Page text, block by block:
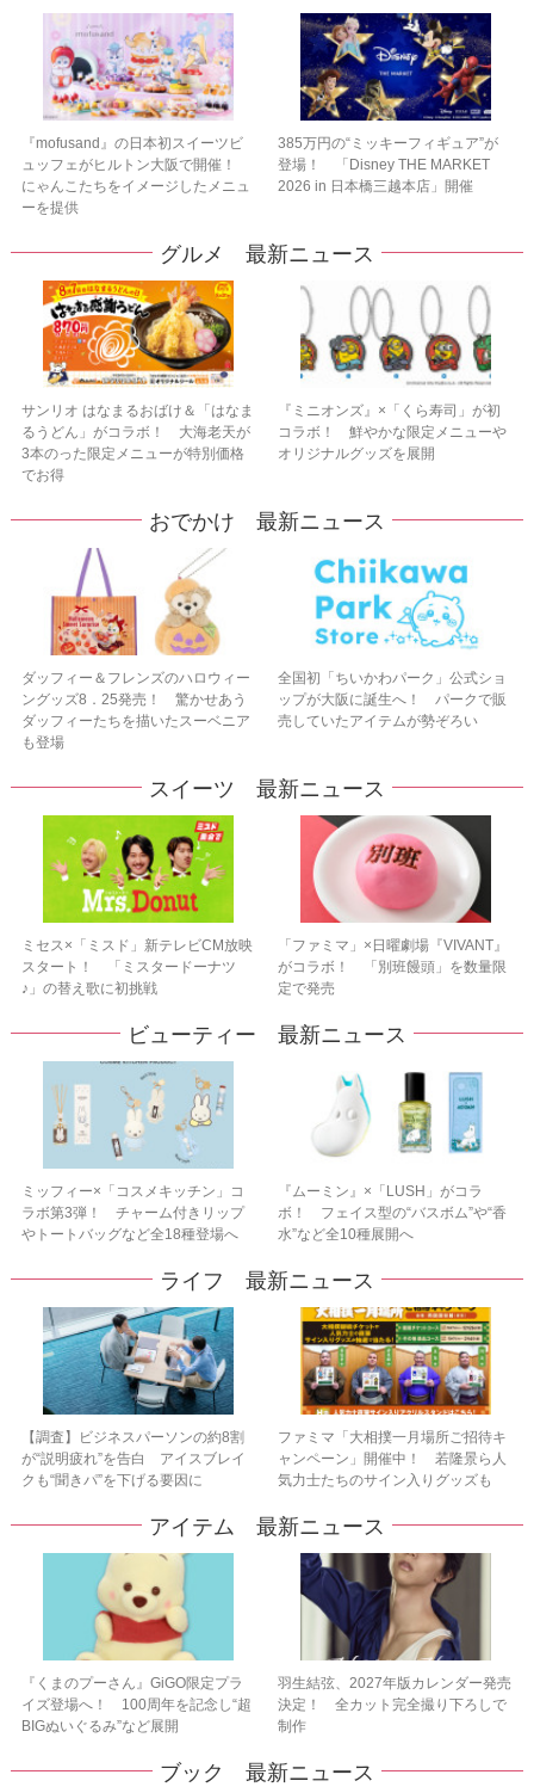
『mofusand』の日本初スイーツビ
ュッフェがヒルトン大阪で開催！
にゃんこたちをイメージしたメニュ
ーを提供
385万円の“ミッキーフィギュア”が
登場！ 「Disney THE MARKET
2026 in 日本橋三越本店」開催
グルメ 最新ニュース
サンリオ はなまるおばけ＆「はなま
るうどん」がコラボ！ 大海老天が
3本のった限定メニューが特別価格
でお得
『ミニオンズ』×「くら寿司」が初
コラボ！ 鮮やかな限定メニューや
オリジナルグッズを展開
おでかけ 最新ニュース
ダッフィー＆フレンズのハロウィー
ングッズ8．25発売！ 驚かせあう
ダッフィーたちを描いたスーベニア
も登場
全国初「ちいかわパーク」公式ショ
ップが大阪に誕生へ！ パークで販
売していたアイテムが勢ぞろい
スイーツ 最新ニュース
ミセス×「ミスド」新テレビCM放映
スタート！ 「ミスタードーナツ
♪」の替え歌に初挑戦
「ファミマ」×日曜劇場『VIVANT』
がコラボ！ 「別班饅頭」を数量限
定で発売
ビューティー 最新ニュース
ミッフィー×「コスメキッチン」コ
ラボ第3弾！ チャーム付きリップ
やトートバッグなど全18種登場へ
『ムーミン』×「LUSH」がコラ
ボ！ フェイス型の“バスボム”や“香
水”など全10種展開へ
ライフ 最新ニュース
【調査】ビジネスパーソンの約8割
が“説明疲れ”を告白 アイスブレイ
クも“聞きパ”を下げる要因に
ファミマ「大相撲一月場所ご招待キ
ャンペーン」開催中！ 若隆景ら人
気力士たちのサイン入りグッズも
アイテム 最新ニュース
『くまのプーさん』GiGO限定プラ
イズ登場へ！ 100周年を記念し“超
BIGぬいぐるみ”など展開
羽生結弦、2027年版カレンダー発売
決定！ 全カット完全撮り下ろしで
制作
ブック 最新ニュース